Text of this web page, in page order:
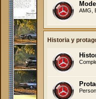
AMG,
Historia y